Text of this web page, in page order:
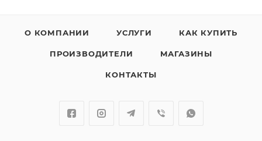
О КОМПАНИИ УСЛУГИ КАК КУПИТЬ
ПРОИЗВОДИТЕЛИ МАГАЗИНЫ
КОНТАКТЫ